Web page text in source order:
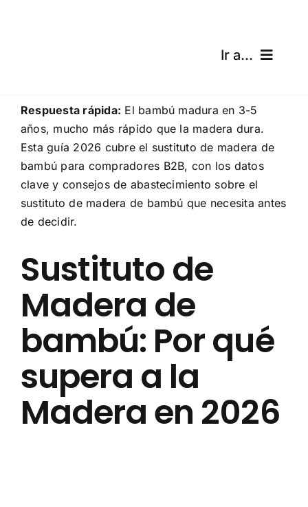
Ir a...
Productos
Certificaciones
Envíos
Acerca de Nosotros
Contáctenos
Preguntas Frecuentes
Respuesta rápida: El bambú madura en 3-5
años, mucho más rápido que la madera dura.
Esta guía 2026 cubre el sustituto de madera de
bambú para compradores B2B, con los datos
clave y consejos de abastecimiento sobre el
sustituto de madera de bambú que necesita antes
de decidir.
Sustituto de
Madera de
bambú: Por qué
supera a la
Madera en 2026